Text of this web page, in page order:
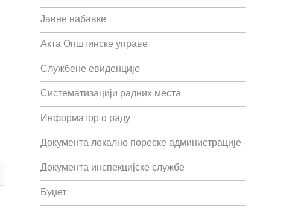
Јавне набавке
Акта Општинске управе
Службене евиденције
Систематизацији радних места
Информатор о раду
Документа локално пореске администрације
Документа инспекцијске службе
Буџет